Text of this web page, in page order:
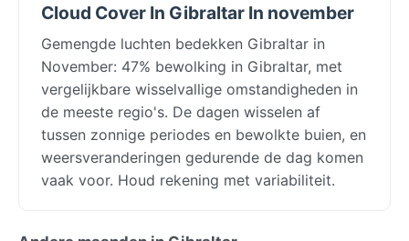
Cloud Cover In Gibraltar In november
Gemengde luchten bedekken Gibraltar in
November: 47% bewolking in Gibraltar, met
vergelijkbare wisselvallige omstandigheden in
de meeste regio's. De dagen wisselen af
tussen zonnige periodes en bewolkte buien, en
weersveranderingen gedurende de dag komen
vaak voor. Houd rekening met variabiliteit.